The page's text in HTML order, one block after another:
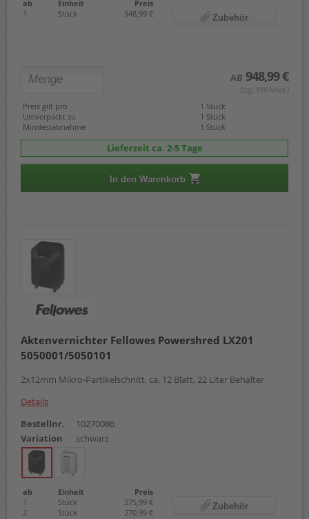
ab Einheit
Preis
1
Stück 948,99 € Zubehör
AB 948,99 €
(zzgl. 19% Mwst.)
Preis gilt pro
1 Stück
Umverpackt zu
1 Stück
Mindestabnahme
1 Stück
Lieferzeit ca. 2-5 Tage
In den Warenkorb
Aktenvernichter Fellowes Powershred LX201
5050001/5050101
2x12mm Mikro-Partikelschnitt, ca. 12 Blatt, 22 Liter Behälter
Details
Bestellnr.
10270086
Variation
schwarz
ab Einheit
Preis
1
Stück
275,99 €
2
Stück 270,99 €
Zubehör